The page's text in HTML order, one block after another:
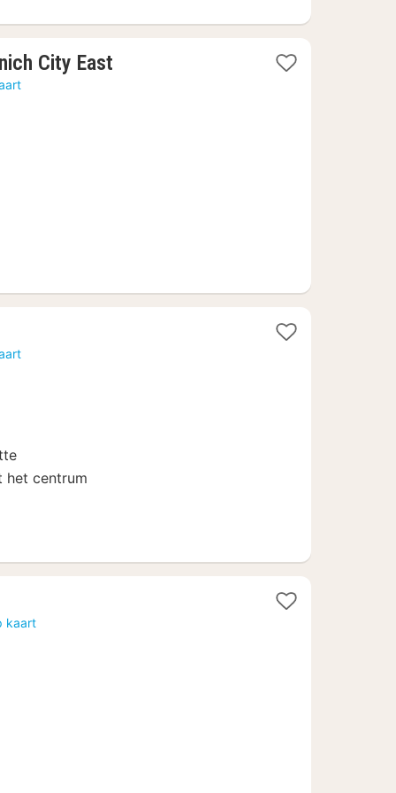
City East
het centrum
kaart